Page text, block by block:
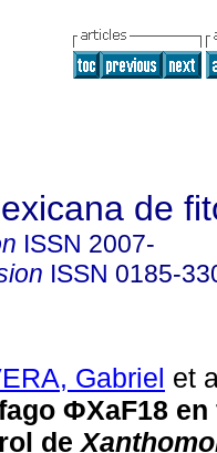
de
ISSN 2007-
ISSN 0185-
Gabriel et
ΦXaF18
de